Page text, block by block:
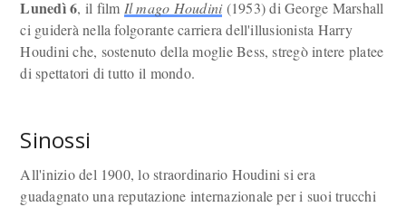
Lunedì 6, il film Il mago Houdini(1953) di George Marshall
ci guiderà nella folgorante carriera dell'illusionista Harry
Houdini che, sostenuto della moglie Bess, stregò intere platee
di spettatori di tutto il mondo.
Sinossi
All'inizio del 1900, lo straordinario Houdini si era
guadagnato una reputazione internazionale per i suoi trucchi